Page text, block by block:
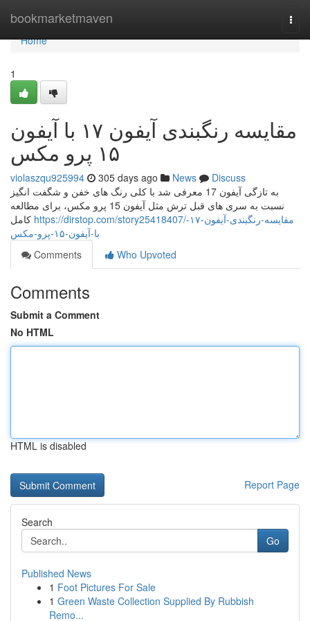
bookmarketmaven
Home
Home
1
مقایسه رنگبندی آیفون ۱۷ با آیفون
۱۵ پرو مکس
violaszqu925994 305 days ago News
Discuss
به تازگی آیفون 17 معرفی شد با کلی رنگ های خفن و شگفت انگیز
نسبت به سری های قبل ترش مثل آیفون 15 پرو مکس، برای مطالعه
https://dirstop.com/story25418407/مقایسه-رنگبندی-آیفون-۱۷-
با-آیفون-۱۵-پرو-مکس
Comments
Who Upvoted
Comments
Submit a Comment
No HTML
HTML is disabled
Report Page
Search
Go
Published News
1 Foot Pictures For Sale
1 Green Waste Collection Supplied By Rubbish
Remo...